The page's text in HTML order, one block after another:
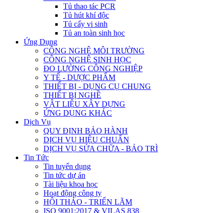
Tủ thao tác PCR
Tủ hút khí độc
Tủ cấy vi sinh
Tủ an toàn sinh học
Ứng Dụng
CÔNG NGHỆ MÔI TRƯỜNG
CÔNG NGHỆ SINH HỌC
ĐO LƯỜNG CÔNG NGHIỆP
Y TẾ - DƯỢC PHẨM
THIẾT BỊ - DỤNG CỤ CHUNG
THIẾT BỊ NGHỀ
VẬT LIỆU XÂY DỰNG
ỨNG DỤNG KHÁC
Dịch Vụ
QUY ĐỊNH BẢO HÀNH
DỊCH VỤ HIỆU CHUẨN
DỊCH VỤ SỬA CHỮA - BẢO TRÌ
Tin Tức
Tin tuyển dụng
Tin tức dự án
Tài liệu khoa học
Hoạt động công ty
HỘI THẢO - TRIỂN LÃM
ISO 9001:2017 & VILAS 838